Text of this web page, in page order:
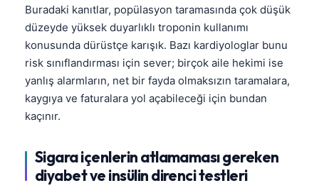
Buradaki kanıtlar, popülasyon taramasında çok düşük
düzeyde yüksek duyarlıklı troponin kullanımı
konusunda dürüstçe karışık. Bazı kardiyologlar bunu
risk sınıflandırması için sever; birçok aile hekimi ise
yanlış alarmların, net bir fayda olmaksızın taramalara,
kaygıya ve faturalara yol açabileceği için bundan
kaçınır.
Sigara içenlerin atlamaması gereken
diyabet ve insülin direnci testleri
தமிழ்
ગુજરાતી
മലയാളം
Bahasa Melayu
Tiếng Việt
Tagalog
ไทย